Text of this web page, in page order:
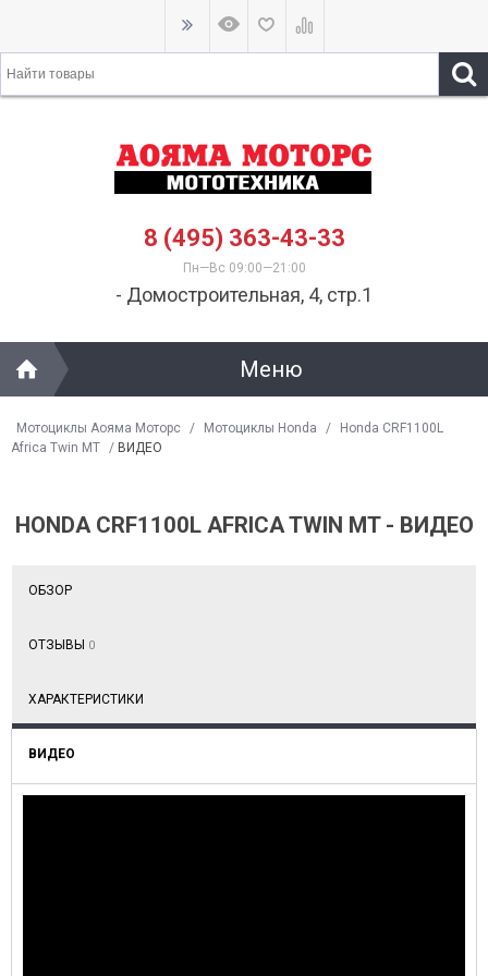
8 (495) 363-43-33
Пн—Вс 09:00—21:00
- Домостроительная, 4, стр.1
Меню
Мотоциклы Аояма Моторс / Мотоциклы Honda /
Honda CRF1100L
Africa Twin MT / ВИДЕО
HONDA CRF1100L AFRICA TWIN MT - ВИДЕО
ОБЗОР
ОТЗЫВЫ 0
ХАРАКТЕРИСТИКИ
ВИДЕО